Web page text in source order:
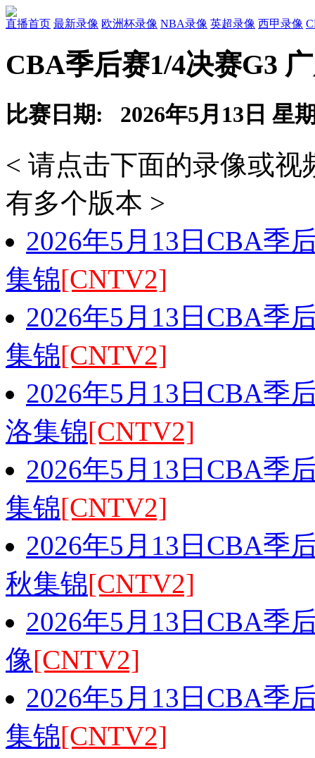
直播首页 最新录像 欧洲杯录像 NBA录像 英超录像 西甲录像
CBA季后赛1/4决赛G3
比赛日期: 2026年5月13日 星
< 请点击下面的录像或
有多个版本 >
2026年5月13日CBA季
集锦[CNTV2]
2026年5月13日CBA季
集锦[CNTV2]
2026年5月13日CBA季
洛集锦[CNTV2]
2026年5月13日CBA季
集锦[CNTV2]
2026年5月13日CBA季
秋集锦[CNTV2]
2026年5月13日CBA季
像[CNTV2]
2026年5月13日CBA季
集锦[CNTV2]